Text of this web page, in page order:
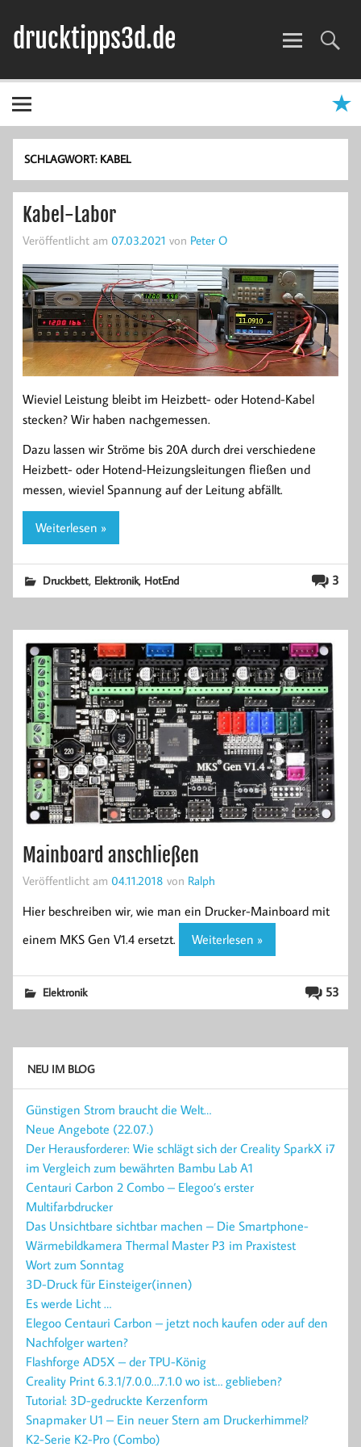
springen
drucktipps3d.de
SCHLAGWORT: KABEL
Kabel-Labor
Veröffentlicht am 07.03.2021 von Peter O
Wieviel Leistung bleibt im Heizbett- oder Hotend-Kabel
stecken? Wir haben nachgemessen.
Dazu lassen wir Ströme bis 20A durch drei verschiedene
Heizbett- oder Hotend-Heizungsleitungen fließen und
messen, wieviel Spannung auf der Leitung abfällt.
Weiterlesen »
3
Druckbett, Elektronik, HotEnd
Mainboard anschließen
Veröffentlicht am 04.11.2018 von Ralph
Hier beschreiben wir, wie man ein Drucker-Mainboard mit
einem MKS Gen V1.4 ersetzt.
Weiterlesen »
53
Elektronik
NEU IM BLOG
Günstigen Strom braucht die Welt…
Neue Angebote (22.07.)
Der Herausforderer: Wie schlägt sich der Creality SparkX i7
im Vergleich zum bewährten Bambu Lab A1
Centauri Carbon 2 Combo – Elegoo’s erster
Multifarbdrucker
Das Unsichtbare sichtbar machen – Die Smartphone-
Wärmebildkamera Thermal Master P3 im Praxistest
Wort zum Sonntag
3D-Druck für Einsteiger(innen)
Es werde Licht …
Elegoo Centauri Carbon – jetzt noch kaufen oder auf den
Nachfolger warten?
Flashforge AD5X – der TPU-König
Creality Print 6.3.1/7.0.0…7.1.0 wo ist… geblieben?
Tutorial: 3D-gedruckte Kerzenform
Snapmaker U1 – Ein neuer Stern am Druckerhimmel?
K2-Serie K2-Pro (Combo)